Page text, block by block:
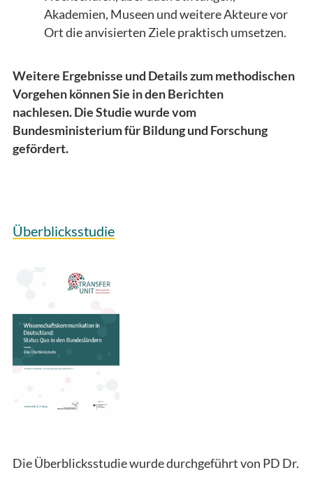
Akademien, Museen und weitere Akteure vor
Ort die anvisierten Ziele praktisch umsetzen.
Weitere Ergebnisse und Details zum methodischen
Vorgehen können Sie in den Berichten
nachlesen. Die Studie wurde vom
Bundesministerium für Bildung und Forschung
gefördert.
Überblicksstudie
Die Überblicksstudie wurde durchgeführt von PD Dr.